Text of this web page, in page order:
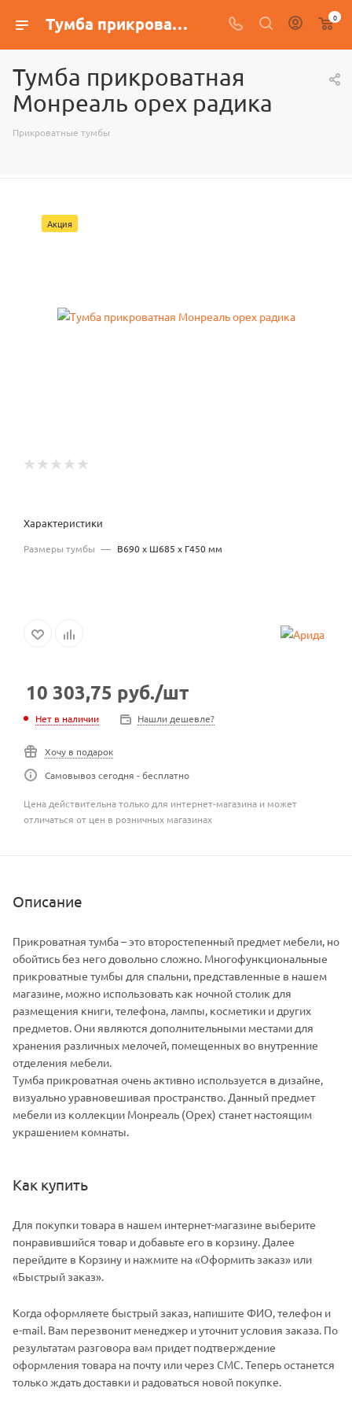
Тумба прикроватная Монреаль орех радика 0
Тумба прикроватная
Монреаль орех радика
Прикроватные тумбы
Акция
Характеристики
Размеры тумбы — В690 x Ш685 x Г450 мм
10 303,75 руб./шт
Нет в наличии Нашли дешевле?
Хочу в подарок
Самовывоз сегодня - бесплатно
Цена действительна только для интернет-магазина и может
отличаться от цен в розничных магазинах
Описание
Прикроватная тумба – это второстепенный предмет мебели, но
обойтись без него довольно сложно. Многофункциональные
прикроватные тумбы для спальни, представленные в нашем
магазине, можно использовать как ночной столик для
размещения книги, телефона, лампы, косметики и других
предметов. Они являются дополнительными местами для
хранения различных мелочей, помещенных во внутренние
отделения мебели.
Тумба прикроватная очень активно используется в дизайне,
визуально уравновешивая пространство. Данный предмет
мебели из коллекции Монреаль (Орех) станет настоящим
украшением комнаты.
Как купить
Для покупки товара в нашем интернет-магазине выберите
понравившийся товар и добавьте его в корзину. Далее
перейдите в Корзину и нажмите на «Оформить заказ» или
«Быстрый заказ».
Когда оформляете быстрый заказ, напишите ФИО, телефон и
e-mail. Вам перезвонит менеджер и уточнит условия заказа. По
результатам разговора вам придет подтверждение
оформления товара на почту или через СМС. Теперь останется
только ждать доставки и радоваться новой покупке.